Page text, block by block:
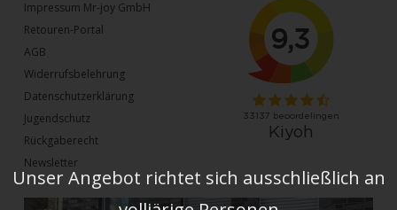
Impressum Mr-joy GmbH
Retouren-Portal
AGB
Widerrufsbelehrung
Datenschutzerklärung
Jugendschutz
Rückgaberecht
Newsletter
Unser Angebot richtet sich ausschließlich an